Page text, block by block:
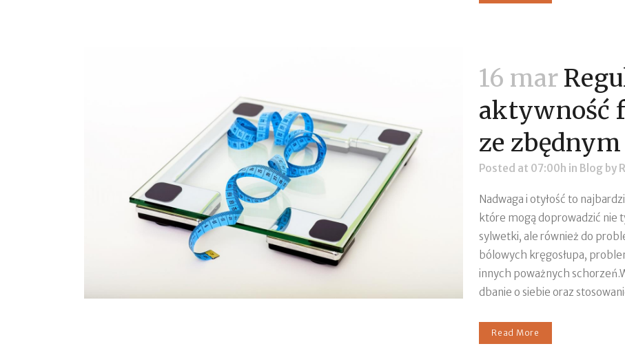
16 mar
aktywność
ze
Posted at 07:00h in Blog by
Nadwaga i otyłość to
które mogą doprowadzić nie
sylwetki, ale również do
bólowych kręgosłupa,
innych poważnych
dbanie o siebie oraz
Read More